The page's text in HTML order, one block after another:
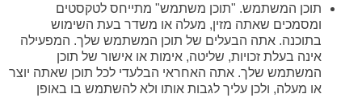
תוכן המשתמש. "תוכן משתמש" מתייחס לטקסטים
ומסמכים שאתה מזין, מעלה או משדר בעת השימוש
בתוכנה. אתה הבעלים של תוכן המשתמש שלך. המפעילה
אינה בעלת זכויות, שליטה, אימות או אישור של תוכן
המשתמש שלך. אתה האחראי הבלעדי לכל תוכן שאתה יוצר
או מעלה, ולכן עליך לגבות אותו ולא להשתמש בו באופן